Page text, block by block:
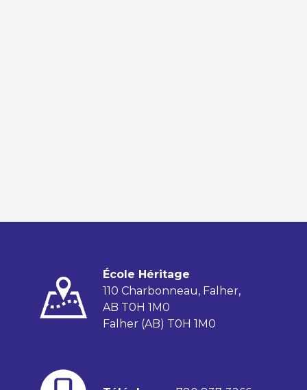
École Héritage
110 Charbonneau, Falher,
AB T0H 1M0
Falher (AB) T0H 1M0